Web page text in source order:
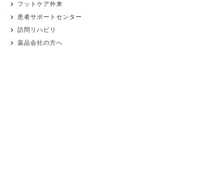
フットケア外来
患者サポートセンター
訪問リハビリ
薬品会社の方へ